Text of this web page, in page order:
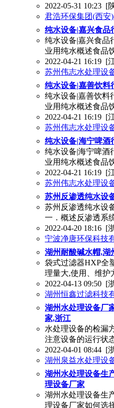
2022-05-31 10:23 [
君浩环保集团(西安
纯水设备|嘉兴食品
纯水设备|嘉兴食品
业用纯水概述食品
2022-04-21 16:19 [
苏州伟志水处理设
纯水设备|嘉善饮料
纯水设备|嘉善饮料
业用纯水概述食品
2022-04-21 16:19 [
苏州伟志水处理设
纯水设备|海宁啤酒
纯水设备|海宁啤酒
业用纯水概述食品
2022-04-21 16:19 [
苏州伟志水处理设
苏州反渗透纯水设
苏州反渗透纯水设
一．概述反渗透系
2022-04-20 18:16 [
宁波净唐环保科技
湖州耐酸碱水帽,湖
袋式过滤器HXP全
理量大,使用、维护
2022-04-13 09:50 [
湖州恒鑫过滤科技
湖州水处理设备厂
家,浙江
水处理设备的检漏
注意设备的运行状
2022-04-01 08:44 [
湖州泉益水处理设
湖州水处理设备生
理设备厂家
湖州水处理设备生
理设备厂家如何选